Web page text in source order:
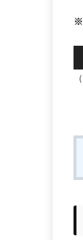
※
声